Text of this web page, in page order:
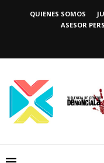
QUIENES SOMOS
ASESOR